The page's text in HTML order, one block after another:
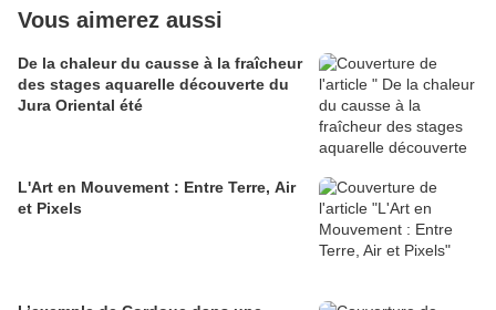
Vous aimerez aussi
De la chaleur du causse à la fraîcheur
des stages aquarelle découverte du
Jura Oriental été
L'Art en Mouvement : Entre Terre, Air
et Pixels